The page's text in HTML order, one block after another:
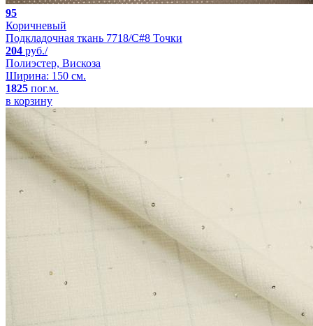
95
Коричневый
Подкладочная ткань 7718/C#8 Точки
204 руб./
Полиэстер, Вискоза
Ширина: 150 см.
1825 пог.м.
в корзину